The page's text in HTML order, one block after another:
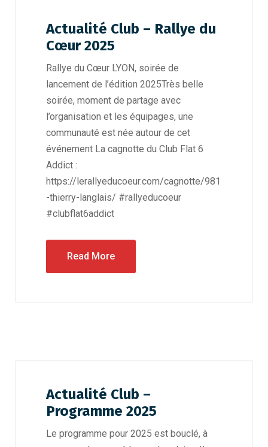
Actualité Club – Rallye du
Cœur 2025
Rallye du Cœur LYON, soirée de
lancement de l’édition 2025Très belle
soirée, moment de partage avec
l’organisation et les équipages, une
communauté est née autour de cet
événement La cagnotte du Club Flat 6
Addict :
https://lerallyeducoeur.com/cagnotte/981
-thierry-langlais/ #rallyeducoeur
#clubflat6addict
Read More
Actualité Club –
Programme 2025
Le programme pour 2025 est bouclé, à